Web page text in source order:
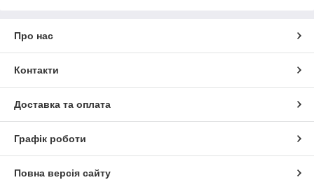
Про нас
Контакти
Доставка та оплата
Графік роботи
Повна версія сайту